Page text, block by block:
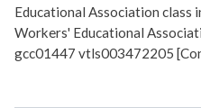
Educational Association class
Workers' Educational
gcc01447 vtls003472205